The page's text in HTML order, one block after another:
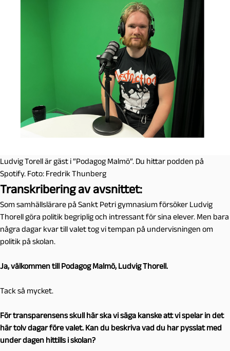
Ludvig Torell är gäst i ”Podagog Malmö”. Du hittar podden på
Spotify. Foto: Fredrik Thunberg
Transkribering av avsnittet:
Som samhällslärare på Sankt Petri gymnasium försöker Ludvig
Thorell göra politik begriplig och intressant för sina elever. Men bara
några dagar kvar till valet tog vi tempan på undervisningen om
politik på skolan.
Ja, välkommen till Podagog Malmö, Ludvig Thorell.
Tack så mycket.
För transparensens skull här ska vi säga kanske att vi spelar in det
här tolv dagar före valet. Kan du beskriva vad du har pysslat med
under dagen hittills i skolan?